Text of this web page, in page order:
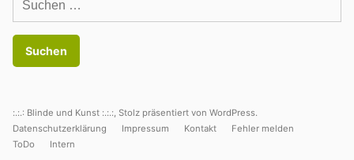
nach:
:.:.: Blinde und Kunst :.:.:, Stolz präsentiert von WordPress.
Datenschutzerklärung
Impressum Kontakt
Fehler melden
ToDo
Intern